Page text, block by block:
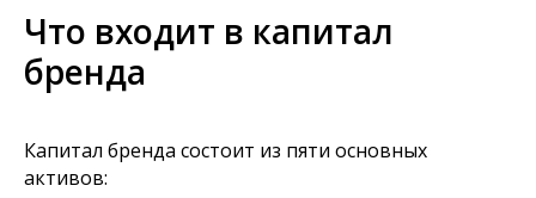
Что входит в капитал
бренда
Капитал бренда состоит из пяти основных
активов: